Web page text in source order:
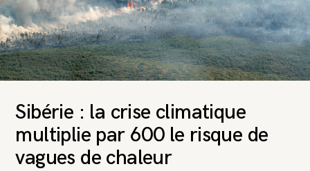
Sibérie : la crise climatique
multiplie par 600 le risque de
vagues de chaleur